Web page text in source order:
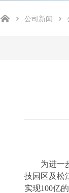
公司新闻
为进一
技园区及松
实现100亿